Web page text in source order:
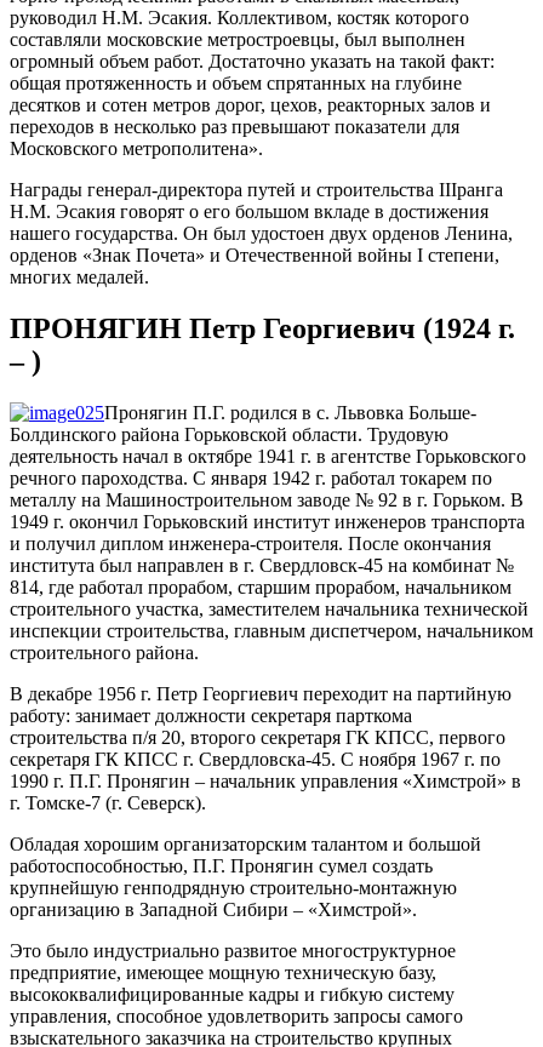
руководил Н.М. Эсакия. Коллективом, костяк которого
составляли московские метростроевцы, был выполнен
огромный объем работ. Достаточно указать на такой факт:
общая протяженность и объем спрятанных на глубине
десятков и сотен метров дорог, цехов, реакторных залов и
переходов в несколько раз превышают показатели для
Московского метрополитена».
Награды генерал-директора путей и строительства IIIранга
Н.М. Эсакия говорят о его большом вкладе в достижения
нашего государства. Он был удостоен двух орденов Ленина,
орденов «Знак Почета» и Отечественной войны I степени,
многих медалей.
ПРОНЯГИН Петр Георгиевич (1924 г.
– )
Пронягин П.Г. родился в с. Львовка Больше-
Болдинского района Горьковской области. Трудовую
деятельность начал в октябре 1941 г. в агентстве Горьковского
речного пароходства. С января 1942 г. работал токарем по
металлу на Машиностроительном заводе № 92 в г. Горьком. В
1949 г. окончил Горьковский институт инженеров транспорта
и получил диплом инженера-строителя. После окончания
института был направлен в г. Свердловск-45 на комбинат №
814, где работал прорабом, старшим прорабом, начальником
строительного участка, заместителем начальника технической
инспекции строительства, главным диспетчером, начальником
строительного района.
В декабре 1956 г. Петр Георгиевич переходит на партийную
работу: занимает должности секретаря парткома
строительства п/я 20, второго секретаря ГК КПСС, первого
секретаря ГК КПСС г. Свердловска-45. С ноября 1967 г. по
1990 г. П.Г. Пронягин – начальник управления «Химстрой» в
г. Томске-7 (г. Северск).
Обладая хорошим организаторским талантом и большой
работоспособностью, П.Г. Пронягин сумел создать
крупнейшую генподрядную строительно-монтажную
организацию в Западной Сибири – «Химстрой».
Это было индустриально развитое многоструктурное
предприятие, имеющее мощную техническую базу,
высококвалифицированные кадры и гибкую систему
управления, способное удовлетворить запросы самого
взыскательного заказчика на строительство крупных